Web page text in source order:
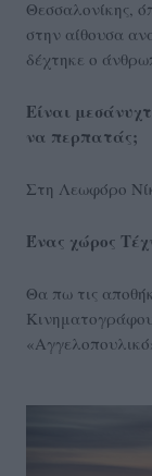
Θεσσαλονίκης,
στην αίθουσα
δέχτηκε ο
Είναι
να περπατάς;
Στη Λεωφόρο
Ένας χώρος
Θα πω τις